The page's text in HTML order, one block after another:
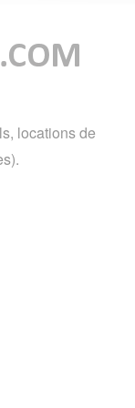
locations de